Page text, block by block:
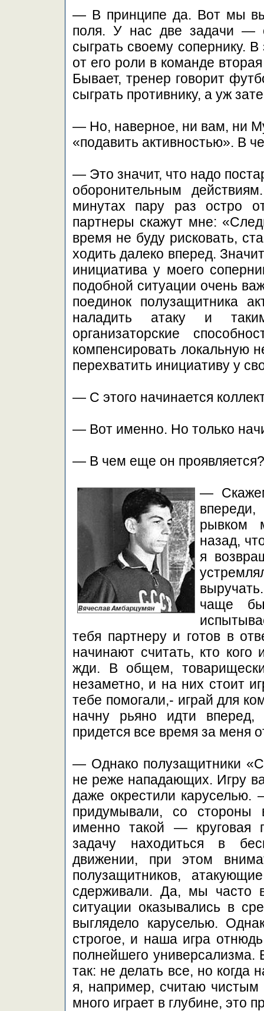
— В принципе да. Вот мы
поля. У нас две задачи —
сыграть своему сопернику.
от его роли в команде
Бывает, тренер говорит
сыграть противнику, а уж
— Но, наверное, ни вам, ни
«подавить активностью». В
— Это значит, что надо
оборонительным
минутах пару раз остро
партнеры скажут мне:
время не буду рисковать,
ходить далеко вперед.
инициатива у моего
подобной ситуации очень
поединок полузащитника
наладить атаку и
организаторские
компенсировать локальную
перехватить инициативу у
— С этого начинается
— Вот именно. Но только
— В чем еще он проявляется?
—
рывком
назад,
я
чаще
тебя партнеру и готов в
начинают считать, кто
жди. В общем,
незаметно, и на них стоит
тебе помогали,- играй для
начну рьяно идти
придется все время за меня
— Однако полузащитники
не реже нападающих. Игру
даже окрестили
придумывали, со
именно такой — круговая
задачу находиться в
движении, при этом
полузащитников,
сдерживали. Да, мы часто
ситуации оказывались в
выглядело каруселью.
строгое, и наша игра
полнейшего
так: не делать все, но
я, например, считаю
много играет в глубине, это